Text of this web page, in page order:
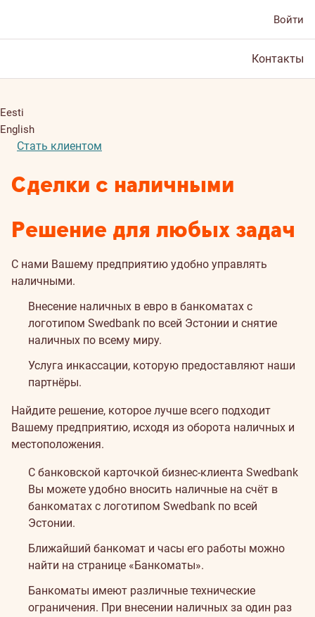
Войти
Контакты
Eesti
English
Стать клиентом
Сделки с наличными
Решение для любых задач
С нами Вашему предприятию удобно управлять
наличными.
Внесение наличных в евро в банкоматах с
логотипом Swedbank по всей Эстонии и снятие
наличных по всему миру.
Услуга инкассации, которую предоставляют наши
партнёры.
Найдите решение, которое лучше всего подходит
Вашему предприятию, исходя из оборота наличных и
местоположения.
С банковской карточкой бизнес-клиента Swedbank
Вы можете удобно вносить наличные на счёт в
банкоматах с логотипом Swedbank по всей
Эстонии.
Ближайший банкомат и часы его работы можно
найти на странице «Банкоматы».
Банкоматы имеют различные технические
ограничения. При внесении наличных за один раз